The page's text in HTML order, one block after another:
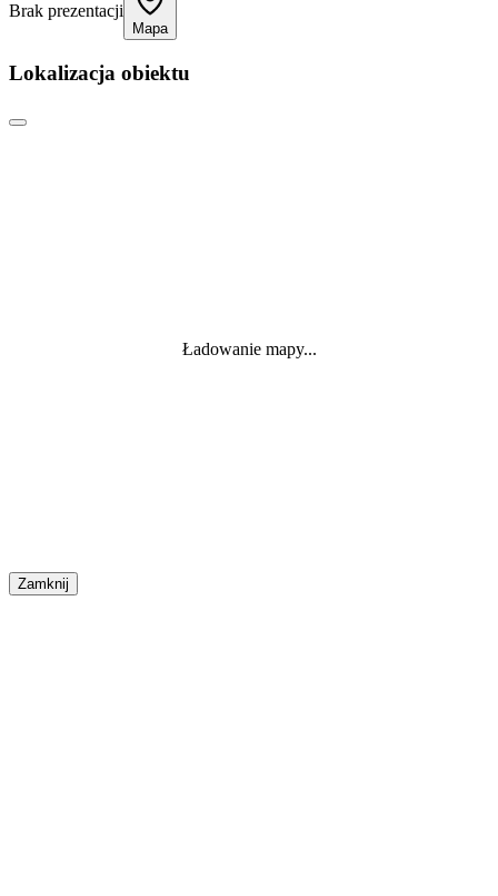
Brak prezentacji
Mapa
Lokalizacja obiektu
Ładowanie mapy...
Zamknij